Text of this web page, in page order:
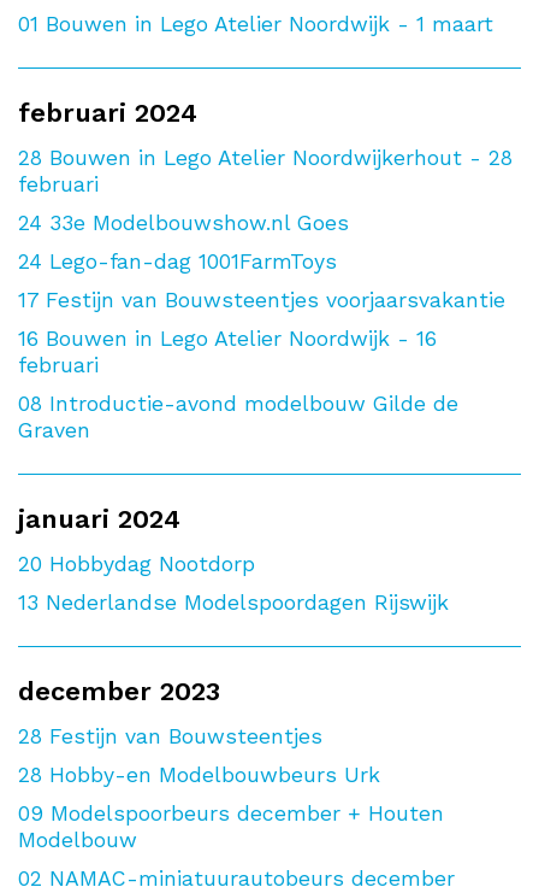
01 Bouwen in Lego Atelier Noordwijk - 1 maart
februari 2024
28 Bouwen in Lego Atelier Noordwijkerhout - 28
februari
24 33e Modelbouwshow.nl Goes
24 Lego-fan-dag 1001FarmToys
17 Festijn van Bouwsteentjes voorjaarsvakantie
16 Bouwen in Lego Atelier Noordwijk - 16
februari
08 Introductie-avond modelbouw Gilde de
Graven
januari 2024
20 Hobbydag Nootdorp
13 Nederlandse Modelspoordagen Rijswijk
december 2023
28 Festijn van Bouwsteentjes
28 Hobby-en Modelbouwbeurs Urk
09 Modelspoorbeurs december + Houten
Modelbouw
02 NAMAC-miniatuurautobeurs december